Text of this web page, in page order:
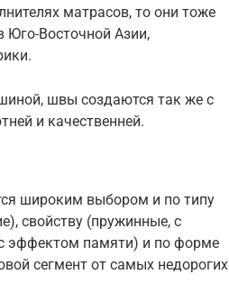
матрасов, то они тоже
Юго-Восточной Азии,
швы создаются так же с
и качественней.
широким выбором и по типу
свойству (пружинные, с
эффектом памяти) и по форме
сегмент от самых недорогих